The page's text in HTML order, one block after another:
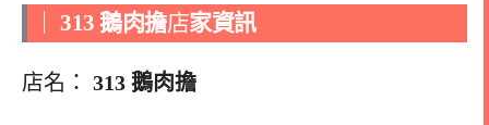
313 鵝肉擔店家資訊
店名： 313 鵝肉擔